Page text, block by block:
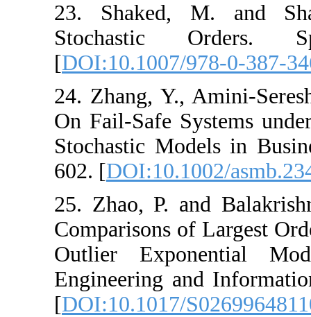
23. Shaked‎,
Stochastic
[DOI:10.1007/
24. Zhang, Y.,
On Fail-Safe
Stochastic
602. [
25. Zhao‎, ‎P.‎
Comparisons of
Outlier‎
Engineering and
[DOI:10.1017/